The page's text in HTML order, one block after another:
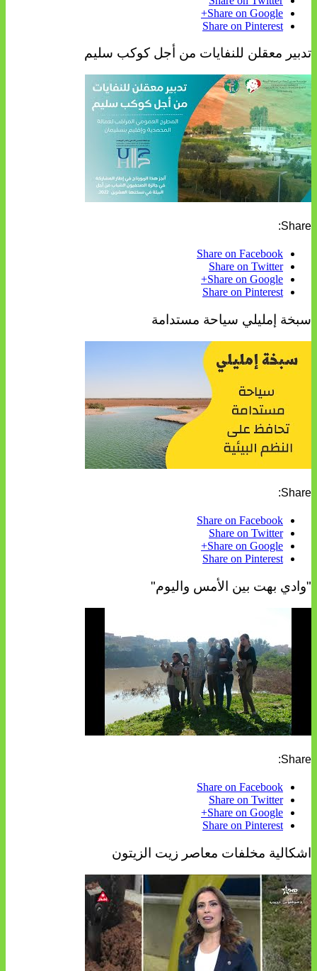
Share on Google+
Share on Pinterest
تدبير معقلن للنفايات من أجل كوكب سليم
Share:
Share on Facebook
Share on Twitter
Share on Google+
Share on Pinterest
سبخة إمليلي سياحة مستدامة
Share:
Share on Facebook
Share on Twitter
Share on Google+
Share on Pinterest
"وادي بهت بين الأمس واليوم"
Share:
Share on Facebook
Share on Twitter
Share on Google+
Share on Pinterest
اشكالية مخلفات معاصر زيت الزيتون